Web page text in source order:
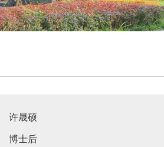
许晟硕
博士后